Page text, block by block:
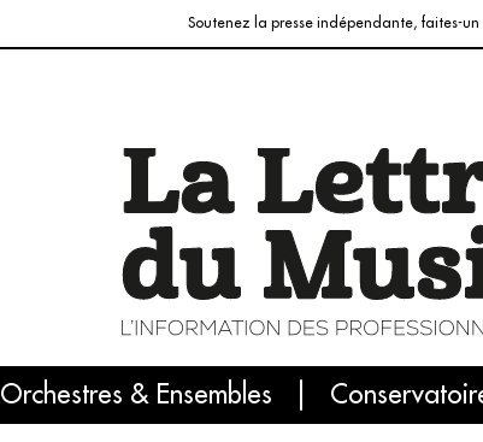
Soutenez la presse indépendante, faites-un
Orchestres & Ensembles
L'info du jour Le numéro du